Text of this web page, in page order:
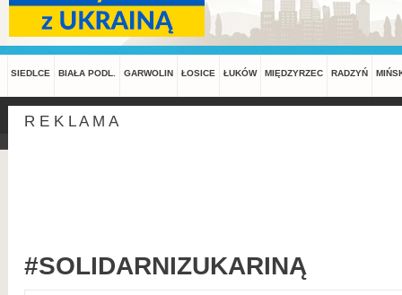
SIEDLCE BIAŁA PODL. GARWOLIN ŁOSICE ŁUKÓW MIĘDZYRZEC RADZYŃ
R E K L A M A
#SOLIDARNIZUKARINĄ